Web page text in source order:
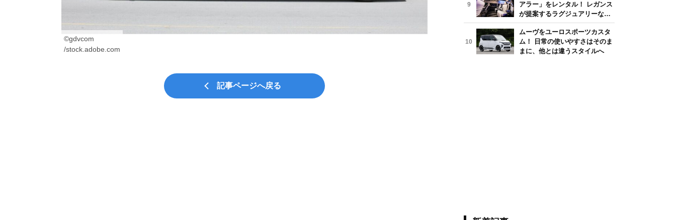
©gdvcom
/stock.adobe.com
出典：wikipedia.org　Author：jemsweb　CC BY-SA 2.0
記事ページへ戻る
9
アラー」をレンタル！ レガンス
が提案するラグジュアリーな移
動体験
10
ムーヴをユーロスポーツカスタ
ム！ 日常の使いやすさはそのま
まに、他とは違うスタイルへ